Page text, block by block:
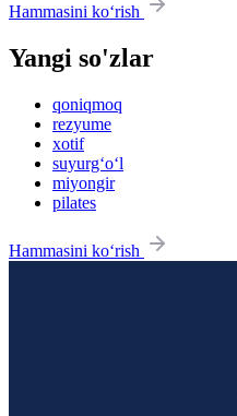
Hammasini ko‘rish
Yangi so'zlar
qoniqmoq
rezyume
xotif
suyurg‘o‘l
miyongir
pilates
Hammasini ko‘rish